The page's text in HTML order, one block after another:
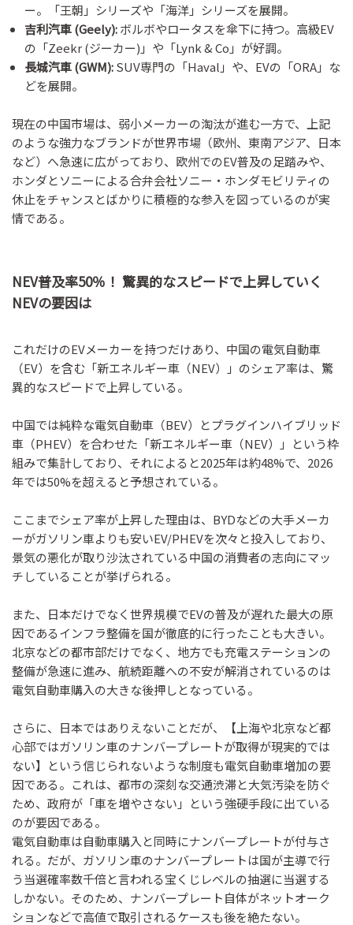
ー。「王朝」シリーズや「海洋」シリーズを展開。
吉利汽車 (Geely):ボルボやロータスを傘下に持つ。高級EV
の「Zeekr (ジーカー)」や「Lynk & Co」が好調。
長城汽車 (GWM):SUV専門の「Haval」や、EVの「ORA」な
どを展開。
現在の中国市場は、弱小メーカーの淘汰が進む一方で、上記
のような強力なブランドが世界市場（欧州、東南アジア、日本
など）へ急速に広がっており、欧州でのEV普及の足踏みや、
ホンダとソニーによる合弁会社ソニー・ホンダモビリティの
休止をチャンスとばかりに積極的な参入を図っているのが実
情である。
NEV普及率50％！ 驚異的なスピードで上昇していく
NEVの要因は
これだけのEVメーカーを持つだけあり、中国の電気自動車
（EV）を含む「新エネルギー車（NEV）」のシェア率は、驚
異的なスピードで上昇している。
中国では純粋な電気自動車（BEV）とプラグインハイブリッド
車（PHEV）を合わせた「新エネルギー車（NEV）」という枠
組みで集計しており、それによると2025年は約48%で、2026
年では50%を超えると予想されている。
ここまでシェア率が上昇した理由は、BYDなどの大手メーカ
ーがガソリン車よりも安いEV/PHEVを次々と投入しており、
景気の悪化が取り沙汰されている中国の消費者の志向にマッ
チしていることが挙げられる。
また、日本だけでなく世界規模でEVの普及が遅れた最大の原
因であるインフラ整備を国が徹底的に行ったことも大きい。
北京などの都市部だけでなく、地方でも充電ステーションの
整備が急速に進み、航続距離への不安が解消されているのは
電気自動車購入の大きな後押しとなっている。
さらに、日本ではありえないことだが、【上海や北京など都
心部ではガソリン車のナンバープレートが取得が現実的では
ない】という信じられないような制度も電気自動車増加の要
因である。これは、都市の深刻な交通渋滞と大気汚染を防ぐ
ため、政府が「車を増やさない」という強硬手段に出ている
のが要因である。
電気自動車は自動車購入と同時にナンバープレートが付与さ
れる。だが、ガソリン車のナンバープレートは国が主導で行
う当選確率数千倍と言われる宝くじレベルの抽選に当選する
しかない。そのため、ナンバープレート自体がネットオーク
ションなどで高値で取引されるケースも後を絶たない。